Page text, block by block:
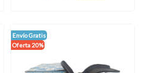
Envío Gratis
Oferta 20%